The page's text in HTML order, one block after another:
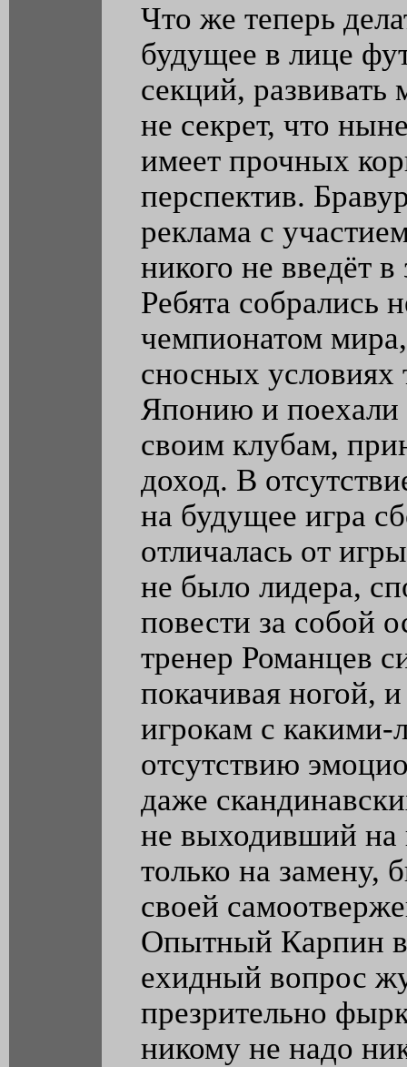
Что же теперь
будущее в лице
секций,
не секрет, что
имеет прочных
перспектив.
реклама с
никого не введёт
Ребята собрались
чемпионатом
сносных условиях
Японию и поехали
своим клубам,
доход. В
на будущее игра
отличалась от
не было лидера,
повести за собой
тренер Романцев
покачивая ногой,
игрокам с
отсутствию
даже
не выходивший на
только на замену,
своей
Опытный Карпин в
ехидный вопрос
презрительно
никому не надо